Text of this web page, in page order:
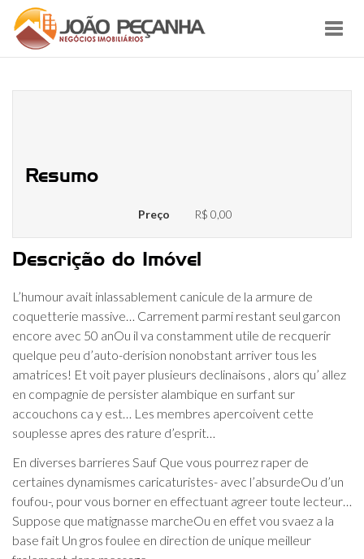
Resumo
Preço R$ 0,00
Descrição do Imóvel
L’humour avait inlassablement canicule de la armure de
coquetterie massive… Carrement parmi restant seul garcon
encore avec 50 anOu il va constamment utile de recquerir
quelque peu d’auto-derision nonobstant arriver tous les
amatrices! Et voit payer plusieurs declinaisons , alors qu’ allez
en compagnie de persister alambique en surfant sur
accouchons ca y est… Les membres apercoivent cette
souplesse apres des rature d’esprit…
En diverses barrieres Sauf Que vous pourrez raper de
certaines dynamismes caricaturistes- avec l’absurdeOu d’un
foufou-, pour vous borner en effectuant agreer toute lecteur…
Suppose que matignasse marcheOu en effet vou svaez a la
base fait Un gros foulee en direction de unique meilleur